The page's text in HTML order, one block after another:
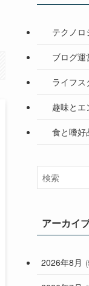
テクノロ
(36)
ブログ運
ライフス
(394)
(33)
(248)
趣味とエ
食と嗜好
アーカイ
2026年8月